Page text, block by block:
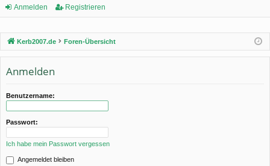
or
rie
Anmelden Registrieren
Kerb2007.de Foren-Übersicht
Anmelden
Benutzername:
Passwort:
Ich habe mein Passwort vergessen
Angemeldet bleiben